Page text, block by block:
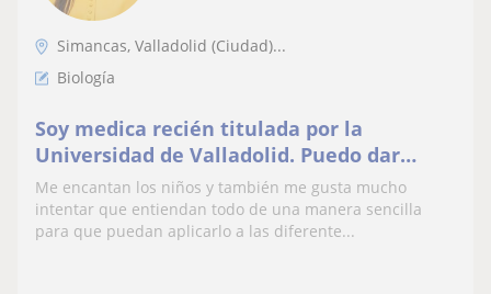
Simancas, Valladolid (Ciudad)...
Biología
Soy medica recién titulada por la
Universidad de Valladolid. Puedo dar
clases de química y de matemáticas, de
biología y anatomía
Me encantan los niños y también me gusta mucho
intentar que entiendan todo de una manera sencilla
para que puedan aplicarlo a las diferente...